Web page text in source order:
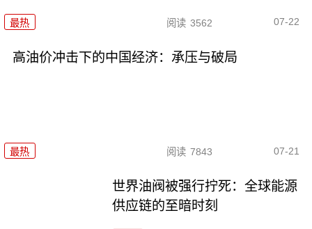
最热 阅读 3562 07-22
高油价冲击下的中国经济：承压与破局
最热 阅读 7843 07-21
世界油阀被强行拧死：全球能源
供应链的至暗时刻